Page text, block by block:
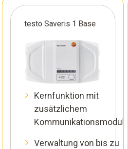
testo Saveris 1 Base
Kernfunktion mit
zusätzlichem
Kommunikationsmodul
Verwaltung von bis zu